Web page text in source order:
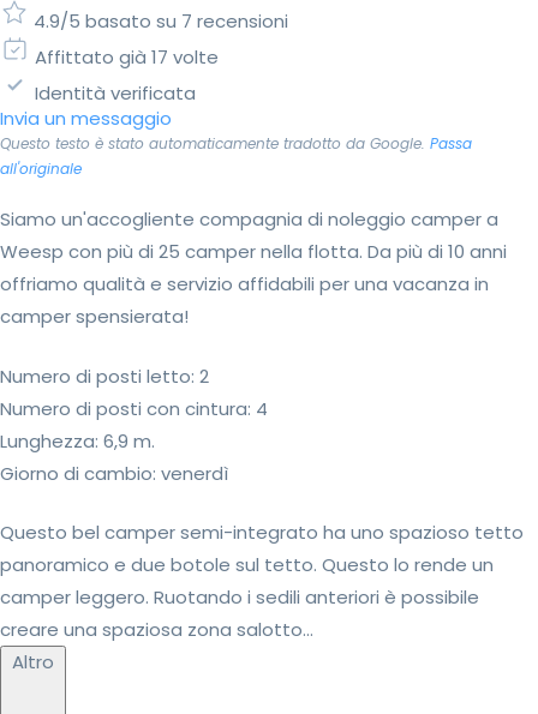
4.9/5 basato su 7 recensioni
Affittato già 17 volte
Identità verificata
Invia un messaggio
Questo testo è stato automaticamente tradotto da Google. Passa
all'originale
Siamo un'accogliente compagnia di noleggio camper a
Weesp con più di 25 camper nella flotta. Da più di 10 anni
offriamo qualità e servizio affidabili per una vacanza in
camper spensierata!
Numero di posti letto: 2
Numero di posti con cintura: 4
Lunghezza: 6,9 m.
Giorno di cambio: venerdì
Questo bel camper semi-integrato ha uno spazioso tetto
panoramico e due botole sul tetto. Questo lo rende un
camper leggero. Ruotando i sedili anteriori è possibile
creare una spaziosa zona salotto...
Altro